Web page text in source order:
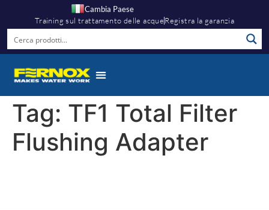
Cambia Paese
Training sul trattamento delle acqueRegistra la garanzia
Tag: TF1 Total Filter
Flushing Adapter